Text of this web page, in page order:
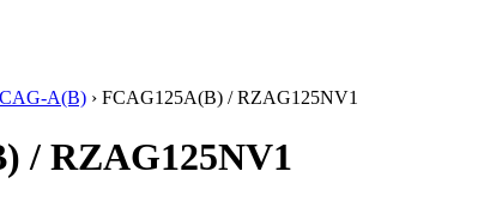
A(B) › FCAG125A(B) / RZAG125NV1
/ RZAG125NV1